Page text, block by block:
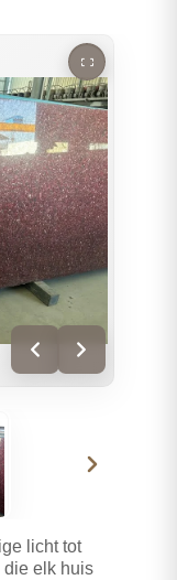
licht tot
die elk huis